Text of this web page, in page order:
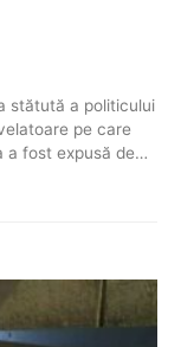
stătută a politicului
pe care
a fost expusă de…